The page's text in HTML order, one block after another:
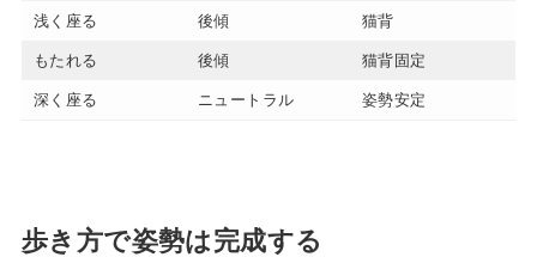
浅く座る 後傾 猫背
もたれる 後傾 猫背固定
深く座る ニュートラル 姿勢安定
歩き方で姿勢は完成する